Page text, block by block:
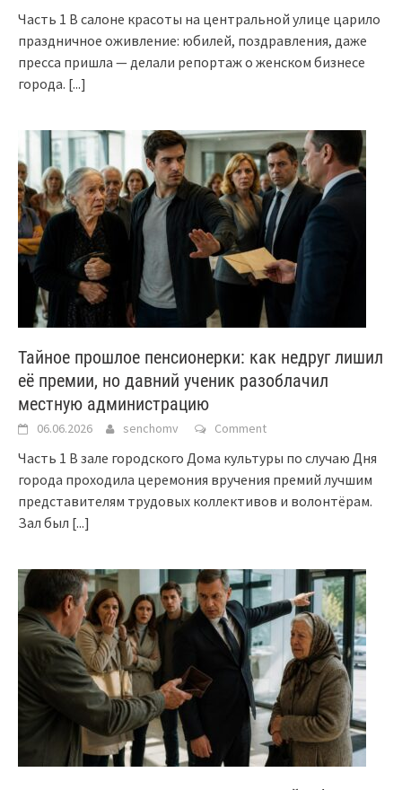
Часть 1 В салоне красоты на центральной улице царило
праздничное оживление: юбилей, поздравления, даже
пресса пришла — делали репортаж о женском бизнесе
города. [...]
Тайное прошлое пенсионерки: как недруг лишил
её премии, но давний ученик разоблачил
местную администрацию
06.06.2026 senchomv Comment
Часть 1 В зале городского Дома культуры по случаю Дня
города проходила церемония вручения премий лучшим
представителям трудовых коллективов и волонтёрам.
Зал был [...]